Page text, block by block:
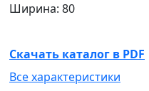
Ширина: 80
Скачать каталог в PDF
Все характеристики